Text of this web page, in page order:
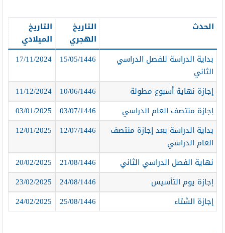
الحدث
التاريخ
الهجري
التاريخ
الميلادي
بداية الدراسة للفصل الدراسي
الثاني
15/05/1446
17/11/2024
إجازة نهاية أسبوع مطولة 10/06/1446
11/12/2024
إجازة منتصف العام الدراسي
03/07/1446
03/01/2025
بداية الدراسة بعد إجازة منتصف
العام الدراسي
12/07/1446
12/01/2025
نهاية الفصل الدراسي الثاني 21/08/1446
20/02/2025
إجازة يوم التأسيس
24/08/1446
23/02/2025
إجازة الشتاء
25/08/1446
24/02/2025